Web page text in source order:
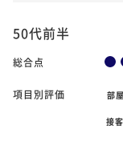
50代前半
総合点
項目別評価 部屋
接